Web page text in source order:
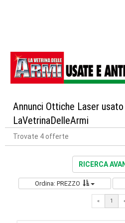
Annunci Ottiche Laser
LaVetrinaDelleArmi
Trovate 4 offerte
RICERCA
Ordina: PREZZO
« 1